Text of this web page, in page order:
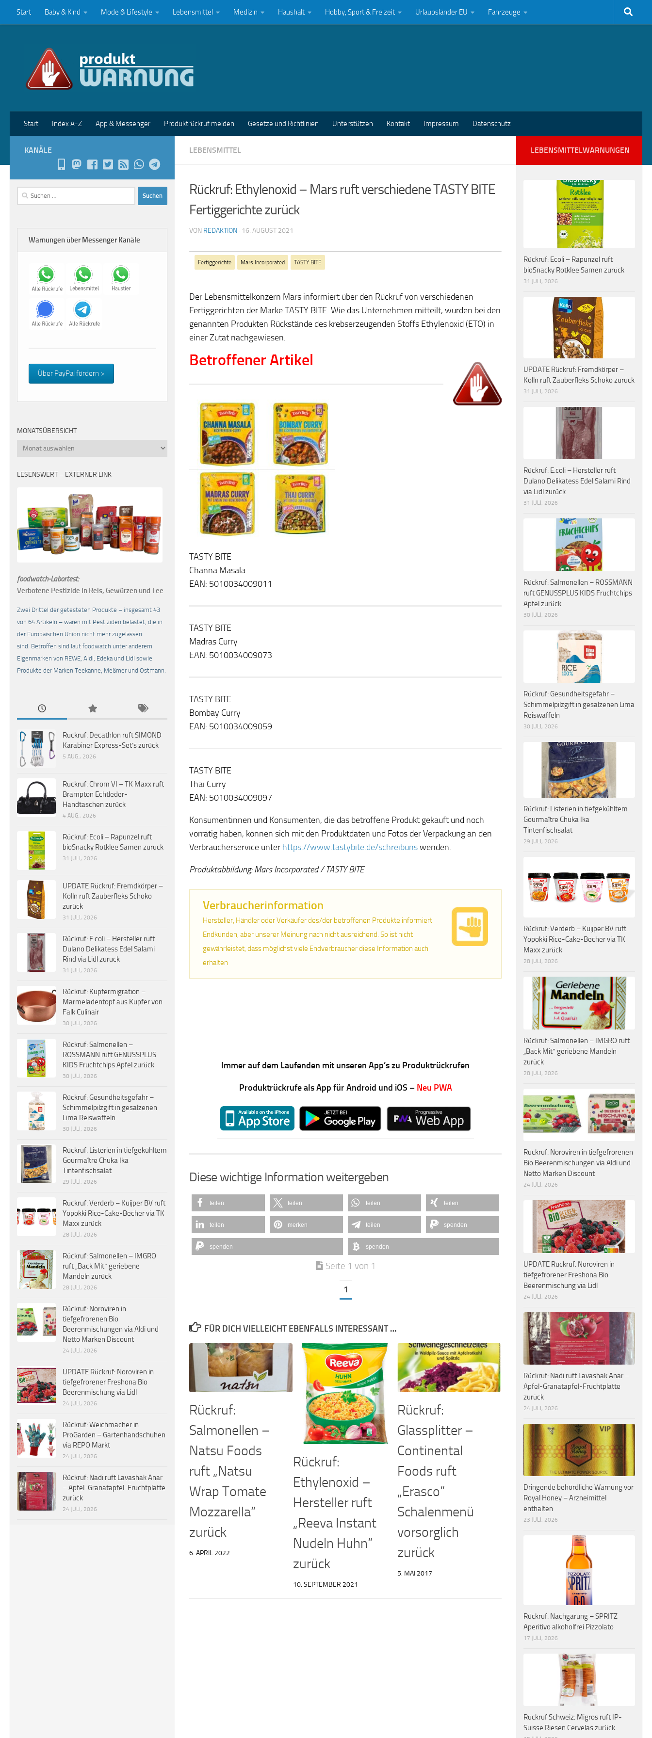
Zum Inhalt springen
Start Baby & Kind Mode & Lifestyle Lebensmittel Medizin Haushalt Hobby, Sport & Freizeit Urlaubsländer EU Fahrzeuge
Start Index A-Z App & Messenger Produktrückruf melden Gesetze und Richtlinien Unterstützen Kontakt Impressum Datenschutz
LEBENSMITTEL
Rückruf: Ethylenoxid – Mars ruft verschiedene TASTY BITE
Fertiggerichte zurück
VON REDAKTION · 16. AUGUST 2021
Fertiggerichte Mars Incorporated TASTY BITE
Der Lebensmittelkonzern Mars informiert über den Rückruf von verschiedenen
Fertiggerichten der Marke TASTY BITE. Wie das Unternehmen mitteilt, wurden bei den
genannten Produkten Rückstände des krebserzeugenden Stoffs Ethylenoxid (ETO) in
einer Zutat nachgewiesen.
Betroffener Artikel
TASTY BITE
Channa Masala
EAN: 5010034009011
TASTY BITE
Madras Curry
EAN: 5010034009073
TASTY BITE
Bombay Curry
EAN: 5010034009059
TASTY BITE
Thai Curry
EAN: 5010034009097
Konsumentinnen und Konsumenten, die das betroffene Produkt gekauft und noch
vorrätig haben, können sich mit den Produktdaten und Fotos der Verpackung an den
Verbraucherservice unter https://www.tastybite.de/schreibunswenden.
Produktabbildung: Mars Incorporated / TASTY BITE
Verbraucherinformation
Hersteller, Händler oder Verkäufer des/der betroffenen Produkte informiert
Endkunden, aber unserer Meinung nach nicht ausreichend. So ist nicht
gewährleistet, dass möglichst viele Endverbraucher diese Information auch
erhalten
Immer auf dem Laufenden mit unseren App’s zu Produktrückrufen
Produktrückrufe als App für Android und iOS – Neu PWA
Diese wichtige Information weitergeben
teilen teilen teilen teilen
teilen merken teilen spenden
spenden spenden
Seite 1 von 1
1
FÜR DICH VIELLEICHT EBENFALLS INTERESSANT …
Rückruf:
Salmonellen –
Natsu Foods
ruft „Natsu
Wrap Tomate
Mozzarella“
zurück
6. APRIL 2022
Rückruf:
Ethylenoxid –
Hersteller ruft
„Reeva Instant
Nudeln Huhn“
zurück
10. SEPTEMBER 2021
Rückruf:
Glassplitter –
Continental
Foods ruft
„Erasco“
Schalenmenü
vorsorglich
zurück
5. MAI 2017
KANÄLE
Suchen
nach:
Warnungen über Messenger Kanäle
Über PayPal fördern >
MONATSÜBERSICHT
Monatsübersicht
LESENSWERT – EXTERNER LINK
foodwatch-Labortest:
Verbotene Pestizide in Reis, Gewürzen und Tee
Zwei Drittel der getesteten Produkte – insgesamt 43
von 64 Artikeln – waren mit Pestiziden belastet, die in
der Europäischen Union nicht mehr zugelassen
sind. Betroffen sind laut foodwatch unter anderem
Eigenmarken von REWE, Aldi, Edeka und Lidl sowie
Produkte der Marken Teekanne, Meßmer und Ostmann.
Rückruf: Decathlon ruft SIMOND
Karabiner Express-Set’s zurück
5 AUG., 2026
Rückruf: Chrom VI – TK Maxx ruft
Brampton Echtleder-
Handtaschen zurück
4 AUG., 2026
Rückruf: Ecoli – Rapunzel ruft
bioSnacky Rotklee Samen zurück
31 JULI, 2026
UPDATE Rückruf: Fremdkörper –
Kölln ruft Zauberfleks Schoko
zurück
31 JULI, 2026
Rückruf: E.coli – Hersteller ruft
Dulano Delikatess Edel Salami
Rind via Lidl zurück
31 JULI, 2026
Rückruf: Kupfermigration –
Marmeladentopf aus Kupfer von
Falk Culinair
30 JULI, 2026
Rückruf: Salmonellen –
ROSSMANN ruft GENUSSPLUS
KIDS Fruchtchips Apfel zurück
30 JULI, 2026
Rückruf: Gesundheitsgefahr –
Schimmelpilzgift in gesalzenen
Lima Reiswaffeln
30 JULI, 2026
Rückruf: Listerien in tiefgekühltem
Gourmaître Chuka Ika
Tintenfischsalat
29 JULI, 2026
Rückruf: Verderb – Kuijper BV ruft
Yopokki Rice-Cake-Becher via TK
Maxx zurück
28 JULI, 2026
Rückruf: Salmonellen – IMGRO
ruft „Back Mit“ geriebene
Mandeln zurück
28 JULI, 2026
Rückruf: Noroviren in
tiefgefrorenen Bio
Beerenmischungen via Aldi und
Netto Marken Discount
24 JULI, 2026
UPDATE Rückruf: Noroviren in
tiefgefrorener Freshona Bio
Beerenmischung via Lidl
24 JULI, 2026
Rückruf: Weichmacher in
ProGarden – Gartenhandschuhen
via REPO Markt
24 JULI, 2026
Rückruf: Nadi ruft Lavashak Anar
– Apfel-Granatapfel-Fruchtplatte
zurück
24 JULI, 2026
LEBENSMITTELWARNUNGEN
Rückruf: Ecoli – Rapunzel ruft
bioSnacky Rotklee Samen zurück
31 JULI, 2026
UPDATE Rückruf: Fremdkörper –
Kölln ruft Zauberfleks Schoko zurück
31 JULI, 2026
Rückruf: E.coli – Hersteller ruft
Dulano Delikatess Edel Salami Rind
via Lidl zurück
31 JULI, 2026
Rückruf: Salmonellen – ROSSMANN
ruft GENUSSPLUS KIDS Fruchtchips
Apfel zurück
30 JULI, 2026
Rückruf: Gesundheitsgefahr –
Schimmelpilzgift in gesalzenen Lima
Reiswaffeln
30 JULI, 2026
Rückruf: Listerien in tiefgekühltem
Gourmaître Chuka Ika
Tintenfischsalat
29 JULI, 2026
Rückruf: Verderb – Kuijper BV ruft
Yopokki Rice-Cake-Becher via TK
Maxx zurück
28 JULI, 2026
Rückruf: Salmonellen – IMGRO ruft
„Back Mit“ geriebene Mandeln
zurück
28 JULI, 2026
Rückruf: Noroviren in tiefgefrorenen
Bio Beerenmischungen via Aldi und
Netto Marken Discount
24 JULI, 2026
UPDATE Rückruf: Noroviren in
tiefgefrorener Freshona Bio
Beerenmischung via Lidl
24 JULI, 2026
Rückruf: Nadi ruft Lavashak Anar –
Apfel-Granatapfel-Fruchtplatte
zurück
24 JULI, 2026
Dringende behördliche Warnung vor
Royal Honey – Arzneimittel
enthalten
23 JULI, 2026
Rückruf: Nachgärung – SPRITZ
Aperitivo alkoholfrei Pizzolato
17 JULI, 2026
Rückruf Schweiz: Migros ruft IP-
Suisse Riesen Cervelas zurück